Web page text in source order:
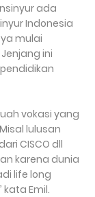
ada
Indonesia
mulai
ini
vokasi yang
lulusan
CISCO dll
karena dunia
life long
Emil.